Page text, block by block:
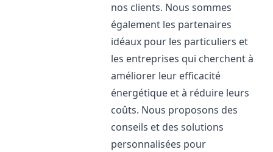
nos clients. Nous sommes
également les partenaires
idéaux pour les particuliers et
les entreprises qui cherchent à
améliorer leur efficacité
énergétique et à réduire leurs
coûts. Nous proposons des
conseils et des solutions
personnalisées pour